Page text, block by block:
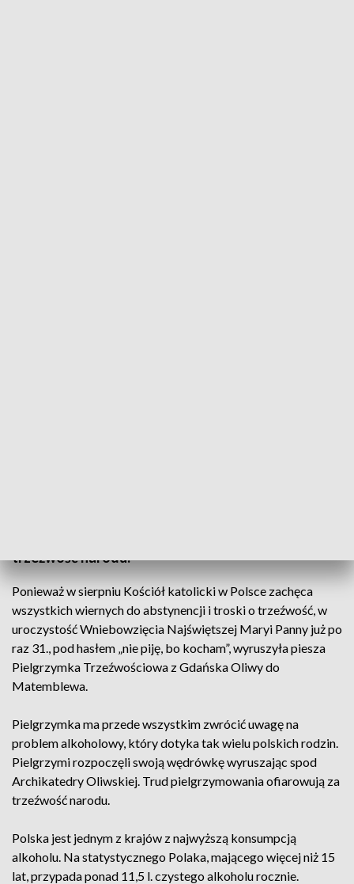
trzeźwość narodu.
Ponieważ w sierpniu Kościół katolicki w Polsce zachęca
wszystkich wiernych do abstynencji i troski o trzeźwość, w
uroczystość Wniebowzięcia Najświętszej Maryi Panny już po
raz 31., pod hasłem „nie piję, bo kocham”, wyruszyła piesza
Pielgrzymka Trzeźwościowa z Gdańska Oliwy do
Matemblewa.
Pielgrzymka ma przede wszystkim zwrócić uwagę na
problem alkoholowy, który dotyka tak wielu polskich rodzin.
Pielgrzymi rozpoczęli swoją wędrówkę wyruszając spod
Archikatedry Oliwskiej. Trud pielgrzymowania ofiarowują za
trzeźwość narodu.
Polska jest jednym z krajów z najwyższą konsumpcją
alkoholu. Na statystycznego Polaka, mającego więcej niż 15
lat, przypada ponad 11,5 l. czystego alkoholu rocznie.